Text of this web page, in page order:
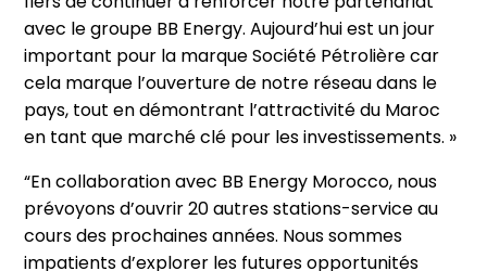
avec le groupe BB Energy. Aujourd’hui est un jour
important pour la marque Société Pétrolière car
cela marque l’ouverture de notre réseau dans le
pays, tout en démontrant l’attractivité du Maroc
en tant que marché clé pour les investissements. »
“En collaboration avec BB Energy Morocco, nous
prévoyons d’ouvrir 20 autres stations-service au
cours des prochaines années. Nous sommes
impatients d’explorer les futures opportunités